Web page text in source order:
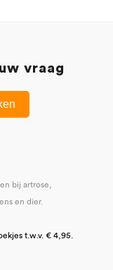
vraag
bij artrose,
en dier.
t.w.v. € 4,95.